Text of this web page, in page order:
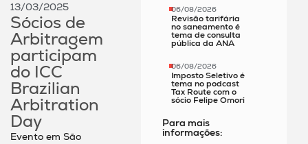
13/03/2025
Sócios de
Arbitragem
participam
do ICC
Brazilian
Arbitration
Day
Evento em São
06/08/2026
Revisão tarifária
no saneamento é
tema de consulta
pública da ANA
06/08/2026
Imposto Seletivo é
tema no podcast
Tax Route com o
sócio Felipe Omori
Para mais
informações: